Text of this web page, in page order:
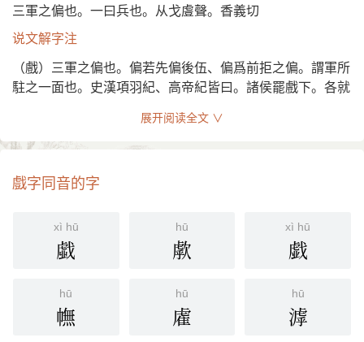
於戲。謂嗚呼爲哀傷，於戲爲歎美，妄爲穿鑿，其說誠是。
然謂呼與戲通，則戲可讀呼，呼仍不可以讀戲，以戲字有羲
音，呼字止入七虞也。
又與羲通。伏羲。《莊子》作伏戲。《史記》作虙戲。《荀
屬。《周禮·夏官》建大麾以田。或作戲。《史記·項羽紀》
《集韻》驅爲切，音虧。傾側也。《周禮·春官·喪祝註》
執披備傾戲。
或作戲。
《集韻》桑何切，音娑。娑本作犧。《周禮·春官·兩獻
三軍之偏也。一曰兵也。从戈䖒聲。香義切
说文解字注
（戲）三軍之偏也。偏若先偏後伍、偏爲前拒之偏。謂軍所
駐之一面也。史漢項羽紀、高帝紀皆曰。諸侯罷戲下。各就
田灌韓傳。灌夫率壯士兩人。及從奴十餘騎。馳入吳軍。至
戲下。所殺傷數十人。師古曰。戲、大將之麾也。讀與麾
去不遠。度舊音義必有用許說者矣。一曰兵也。一說謂兵械
也。故相狎亦曰戲謔。大雅毛傳曰。戲豫、逸豫也。从戈。
䖒聲。香義切。古音葢在十七部。讀如？。䖒、从豆从虍。
鬳、从鬲从虍。虍皆謂器之飾。非聲也。
展开阅读全文 ∨
戲字同音的字
xì hū
戱
hū
歑
xì hū
戯
hū
幠
hū
雐
hū
滹